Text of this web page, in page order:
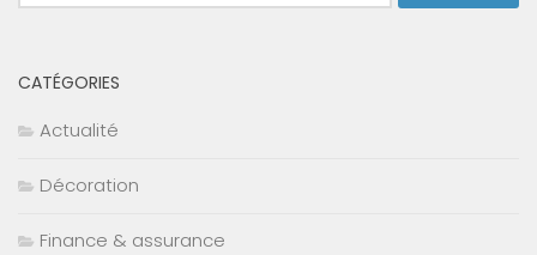
CATÉGORIES
Actualité
Décoration
Finance & assurance